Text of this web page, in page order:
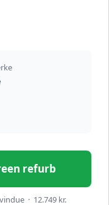
refurb
· 12.749 kr.